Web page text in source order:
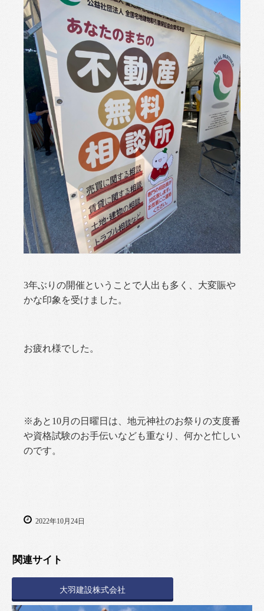
3年ぶりの開催ということで人出も多く、大変賑や
かな印象を受けました。
お疲れ様でした。
※あと10月の日曜日は、地元神社のお祭りの支度番
や資格試験のお手伝いなども重なり、何かと忙しい
のです。
2022年10月24日
関連サイト
大羽建設株式会社